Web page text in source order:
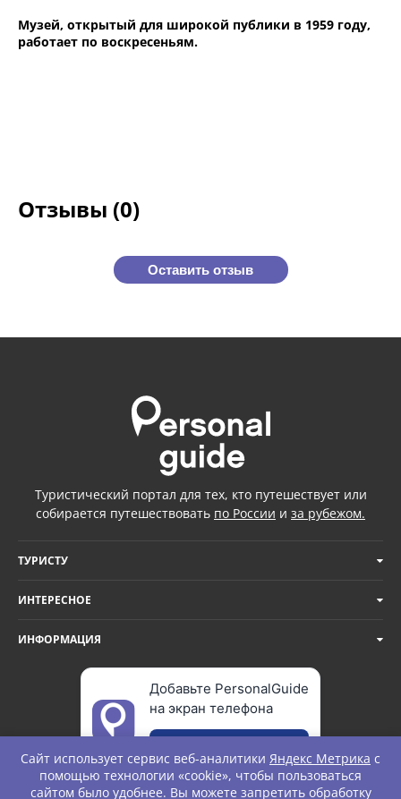
Музей, открытый для широкой публики в 1959 году,
работает по воскресеньям.
Отзывы (0)
Оставить отзыв
Туристический портал для тех, кто путешествует или
собирается путешествовать по России и за рубежом.
ТУРИСТУ
ИНТЕРЕСНОЕ
ИНФОРМАЦИЯ
Добавьте PersonalGuide
на экран телефона
Сайт использует сервис веб-аналитики Яндекс Метрика с
помощью технологии «cookie», чтобы пользоваться
сайтом было удобнее. Вы можете запретить обработку